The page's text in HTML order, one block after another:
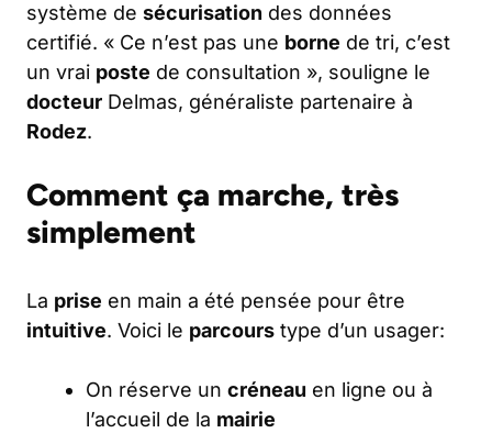
système de sécurisation des données
certifié. « Ce n’est pas une borne de tri, c’est
un vrai poste de consultation », souligne le
docteur Delmas, généraliste partenaire à
Rodez.
Comment ça marche, très
simplement
La prise en main a été pensée pour être
intuitive. Voici le parcours type d’un usager:
On réserve un créneau en ligne ou à
l’accueil de la mairie